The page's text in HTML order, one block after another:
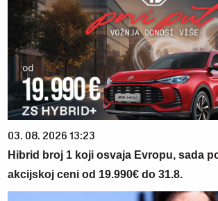
03. 08. 2026 13:23
Hibrid broj 1 koji osvaja Evropu, sada
akcijskoj ceni od 19.990€ do 31.8.